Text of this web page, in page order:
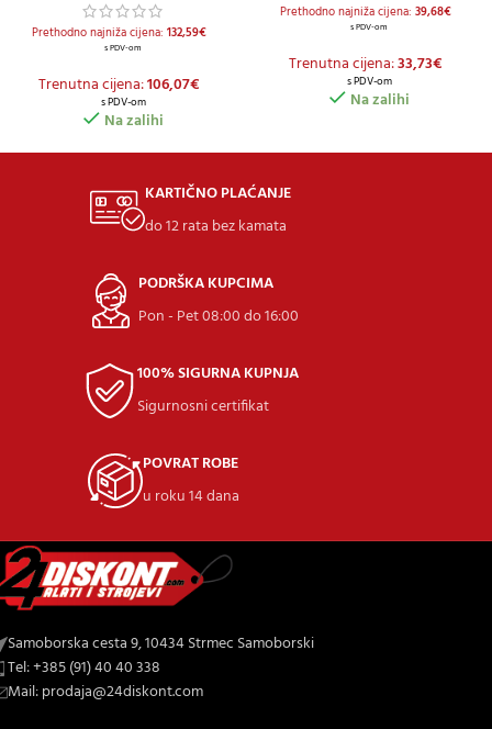
Prethodno najniža cijena: 132,59€
s PDV-om
Trenutna cijena:106,07€
s PDV-om
Na zalihi
Prethodno najniža cijena: 39,68€
s PDV-om
Trenutna cijena:33,73€
s PDV-om
Na zalihi
KARTIČNO PLAĆANJE
do 12 rata bez kamata
PODRŠKA KUPCIMA
Pon - Pet 08:00 do 16:00
100% SIGURNA KUPNJA
Sigurnosni certifikat
POVRAT ROBE
u roku 14 dana
Samoborska cesta 9, 10434 Strmec Samoborski
Tel: +385 (91) 40 40 338
Mail: prodaja@24diskont.com